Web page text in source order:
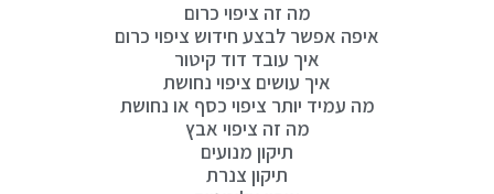
מה זה ציפוי כרום
איפה אפשר לבצע חידוש ציפוי כרום
איך עובד דוד קיטור
איך עושים ציפוי נחושת
מה עמיד יותר ציפוי כסף או נחושת
מה זה ציפוי אבץ
תיקון מנועים
תיקון צנרת